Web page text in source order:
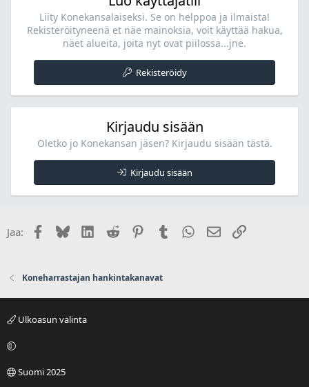
Liity Konekansalaiseksi. Se on helppoa ja ilmaista!
Rekisteröityneenä et näe mainoksia, voit käyttää hakua,
näet alueita, joita nyt ovat piilossa...jne.
Rekisteröidy
Kirjaudu sisään
Oletko jo Konekansan jäsen? Kirjaudu sisään tästä.
Kirjaudu sisään
Jaa: Facebook
BlueskyLinkedIn
Reddit PinterestTumblr WhatsApp
Sähköposti
Linkki
Koneharrastajan hankintakanavat
Ulkoasun valinta
Suomi 2025